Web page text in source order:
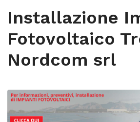
Installazione
Fotovoltaico
Nordcom srl